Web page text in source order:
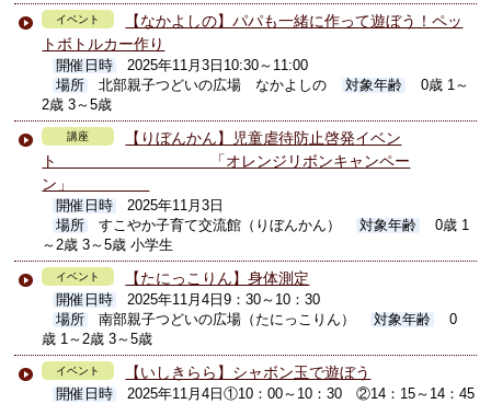
イベント
【なかよしの】パパも一緒に作って遊ぼう！ペッ
トボトルカー作り
開催日時
2025年11月3日10:30～11:00
場所
北部親子つどいの広場 なかよしの 対象年齢
0歳 1～
2歳 3～5歳
講座
【りぼんかん】児童虐待防止啓発イベン
ト 「オレンジリボンキャンペー
ン」
開催日時
2025年11月3日
場所
すこやか子育て交流館（りぼんかん） 対象年齢
0歳 1
～2歳 3～5歳 小学生
イベント 【たにっこりん】身体測定
開催日時
2025年11月4日9：30～10：30
場所
南部親子つどいの広場（たにっこりん） 対象年齢
0
歳 1～2歳 3～5歳
イベント 【いしきらら】シャボン玉で遊ぼう
開催日時
2025年11月4日①10：00～10：30 ②14：15～14：45